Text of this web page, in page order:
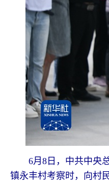
6月8日，中共中央
镇永丰村考察时，向村